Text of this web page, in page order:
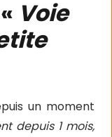
Voie
un moment
depuis 1 mois,